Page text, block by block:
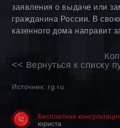
заявления о выдаче или
гражданина России. В
казенного дома направит
<< Вернуться к списку
Источник: rg.ru
Бесплатная
юриста